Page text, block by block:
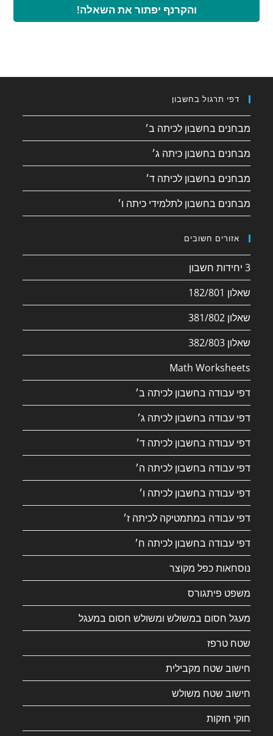
והקרנף יפתור את השאלה!
דפי תרגול בחשבון
מבחנים בחשבון לכיתה ב׳
מבחנים בחשבון כיתה ג׳
מבחנים בחשבון לכיתה ד׳
מבחנים בחשבון לתלמידי כיתה ו׳
אזורים חשובים
3 יחידות חשבון
שאלון 182/801
שאלון 381/802
שאלון 382/803
Math Worksheets
דפי עבודה בחשבון לכיתה ב׳
דפי עבודה בחשבון לכיתה ג׳
דפי עבודה בחשבון לכיתה ד׳
דפי עבודה בחשבון לכיתה ה׳
דפי עבודה בחשבון לכיתה ו׳
דפי עבודה במתמטיקה לכיתה ז׳
דפי עבודה בחשבון לכיתה ח׳
נוסחאות כפל מקוצר
משפט פיתגורס
מעגל חסום במשולש ומשולש חסום במעגל
שטח טרפז
חישוב שטח מקבילית
חישוב שטח משולש
חוקי חזקות